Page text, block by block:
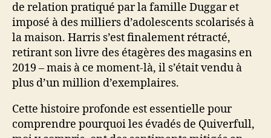
de relation pratiqué par la famille Duggar et
imposé à des milliers d’adolescents scolarisés à
la maison. Harris s’est finalement rétracté,
retirant son livre des étagères des magasins en
2019 – mais à ce moment-là, il s’était vendu à
plus d’un million d’exemplaires.
Cette histoire profonde est essentielle pour
comprendre pourquoi les évadés de Quiverfull,